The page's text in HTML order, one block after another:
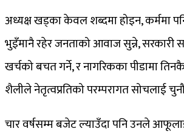
अध्यक्ष खड्का केवल शब्दमा होइन, कर्ममा
भुइँमानै रहेर जनताको आवाज सुन्ने, सरकारी
खर्चको बचत गर्ने, र नागरिकका पीडामा
शैलीले नेतृत्वप्रतिको परम्परागत सोचलाई
चार वर्षसम्म बजेट ल्याउँदा पनि उनले